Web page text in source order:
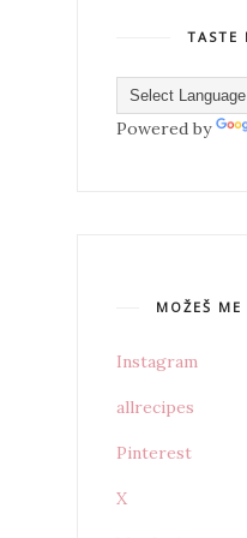
TASTE
Powered by
MOŽEŠ
Instagram
allrecipes
Pinterest
X